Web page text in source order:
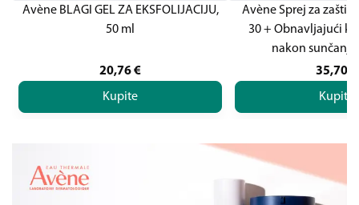
Avène BLAGI GEL ZA EKSFOLIJACIJU,
50 ml
20,76€
Kupite
Avène Sprej za
30 + Obnavljajući
nakon sunčanja
35,70
Kupite